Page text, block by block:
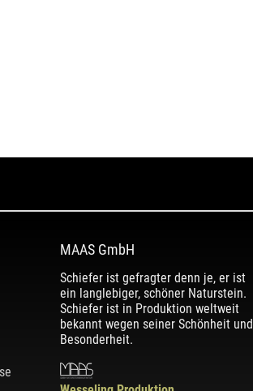
MAAS GmbH
Schiefer ist gefragter denn je, er ist
ein langlebiger, schöner Naturstein.
Schiefer ist in Produktion weltweit
bekannt wegen seiner Schönheit und
Besonderheit.